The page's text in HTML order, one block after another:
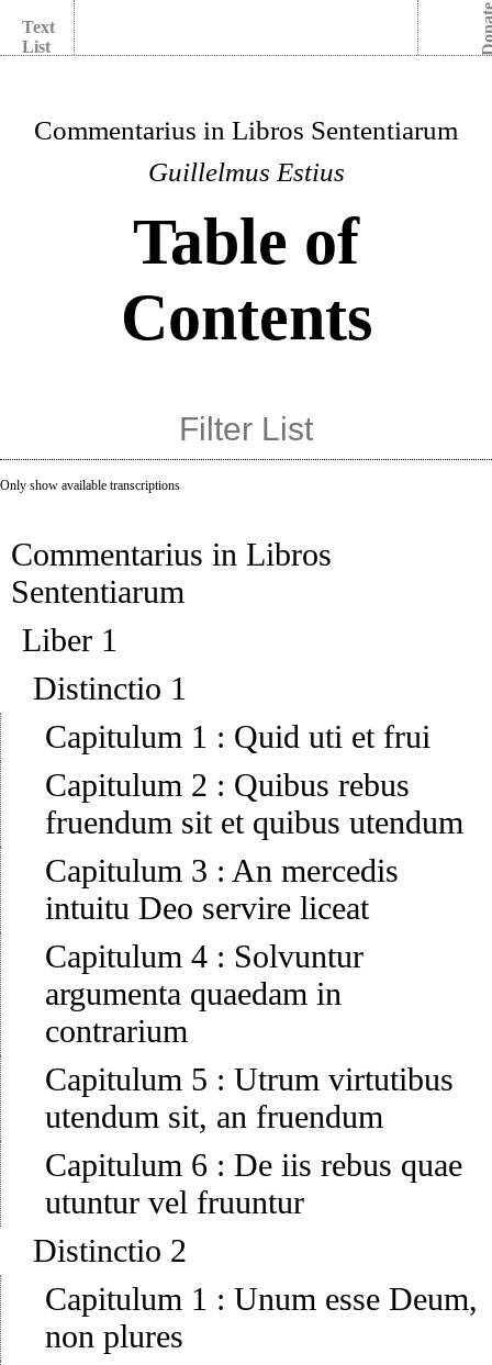
Text
List
Commentarius in Libros Sententiarum
Guillelmus Estius
Table of
Contents
Only show available transcriptions
Commentarius in Libros
Sententiarum
Liber 1
Distinctio 1
Capitulum 1 : Quid uti et frui
Capitulum 2 : Quibus rebus
fruendum sit et quibus utendum
Capitulum 3 : An mercedis
intuitu Deo servire liceat
Capitulum 4 : Solvuntur
argumenta quaedam in
contrarium
Capitulum 5 : Utrum virtutibus
utendum sit, an fruendum
Capitulum 6 : De iis rebus quae
utuntur vel fruuntur
Distinctio 2
Capitulum 1 : Unum esse Deum,
non plures